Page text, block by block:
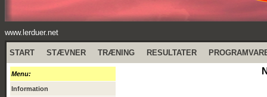
www.lerduer.net
START STÆVNER TRÆNING RESULTATER
Menu:
Information